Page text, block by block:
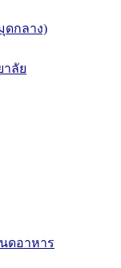
ดกลาง)
ลัย
ดอาหาร